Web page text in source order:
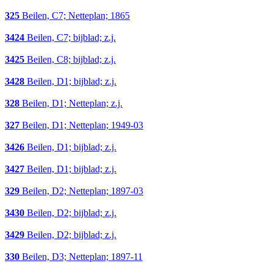
325 Beilen, C7; Netteplan; 1865
3424 Beilen, C7; bijblad; z.j.
3425 Beilen, C8; bijblad; z.j.
3428 Beilen, D1; bijblad; z.j.
328 Beilen, D1; Netteplan; z.j.
327 Beilen, D1; Netteplan; 1949-03
3426 Beilen, D1; bijblad; z.j.
3427 Beilen, D1; bijblad; z.j.
329 Beilen, D2; Netteplan; 1897-03
3430 Beilen, D2; bijblad; z.j.
3429 Beilen, D2; bijblad; z.j.
330 Beilen, D3; Netteplan; 1897-11